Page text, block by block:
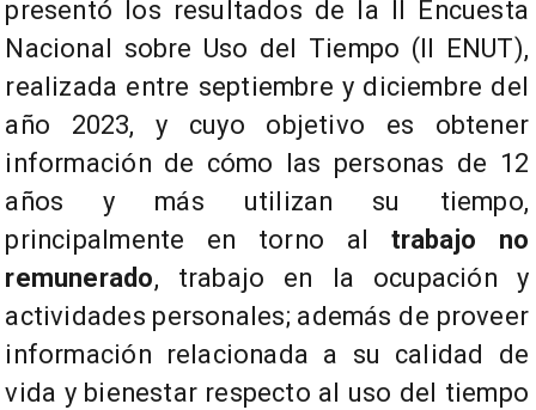
presentó los resultados de la II Encuesta
Nacional sobre Uso del Tiempo (II ENUT),
realizada entre septiembre y diciembre del
año 2023, y cuyo objetivo es obtener
información de cómo las personas de 12
años y más utilizan su tiempo,
principalmente en torno al trabajo no
remunerado, trabajo en la ocupación y
actividades personales; además de proveer
información relacionada a su calidad de
vida y bienestar respecto al uso del tiempo